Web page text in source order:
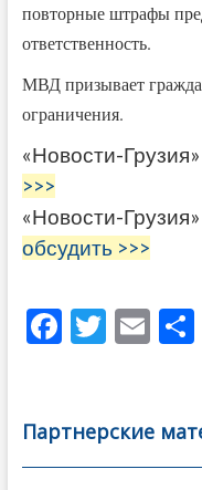
повторные штрафы
ответственность.
МВД призывает
ограничения.
«Новости-
>>>
«Новости-
обсудить >>>
F
b
o
T
er
E
l
О
Партнерские